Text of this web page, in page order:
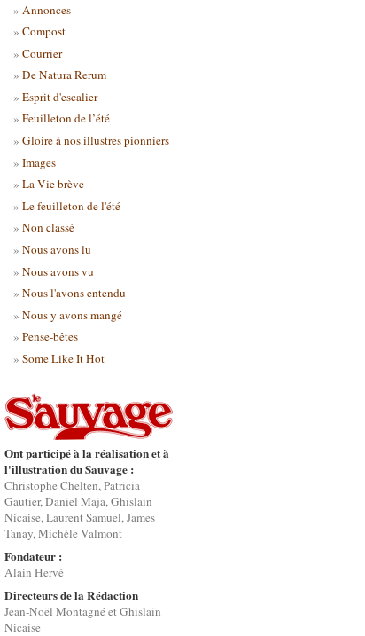
Annonces
Compost
Courrier
De Natura Rerum
Esprit d'escalier
Feuilleton de l’été
Gloire à nos illustres pionniers
Images
La Vie brève
Le feuilleton de l'été
Non classé
Nous avons lu
Nous avons vu
Nous l'avons entendu
Nous y avons mangé
Pense-bêtes
Some Like It Hot
Ont participé à la réalisation et à
l'illustration du Sauvage :
Christophe Chelten, Patricia
Gautier, Daniel Maja, Ghislain
Nicaise, Laurent Samuel, James
Tanay, Michèle Valmont
Fondateur :
Alain Hervé
Directeurs de la Rédaction
Jean-Noël Montagné et Ghislain
Nicaise